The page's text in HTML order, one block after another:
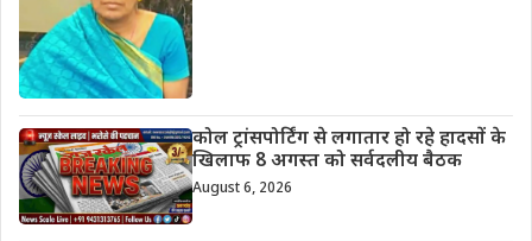
कोल ट्रांसपोर्टिंग से लगातार हो रहे हादसों के
खिलाफ 8 अगस्त को सर्वदलीय बैठक
August 6, 2026